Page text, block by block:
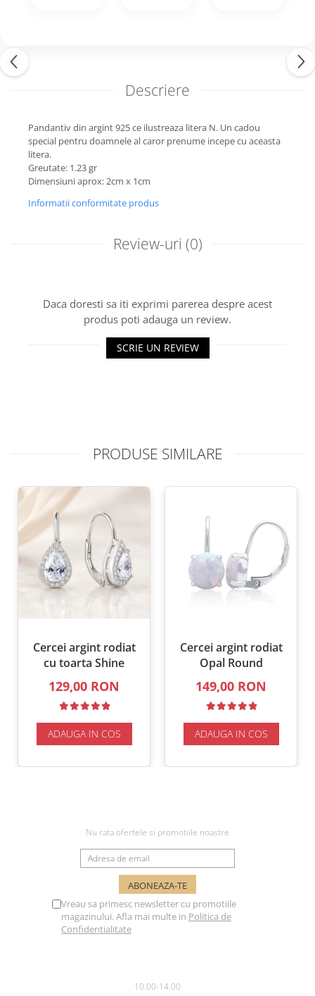
Descriere
Pandantiv din argint 925 ce ilustreaza litera N. Un cadou
special pentru doamnele al caror prenume incepe cu aceasta
litera.
Greutate: 1.23 gr
Dimensiuni aprox: 2cm x 1cm
Informatii conformitate produs
Review-uri (0)
Daca doresti sa iti exprimi parerea despre acest
produs poti adauga un review.
SCRIE UN REVIEW
PRODUSE SIMILARE
Cercei argint rodiat
cu toarta Shine
129,00 RON
ADAUGA IN COS
Cercei argint rodiat
Opal Round
149,00 RON
ADAUGA IN COS
Nu rata ofertele si promotiile noastre
Vreau sa primesc newsletter cu promotiile
magazinului. Afla mai multe in Politica de
Confidentialitate
10.00-14.00